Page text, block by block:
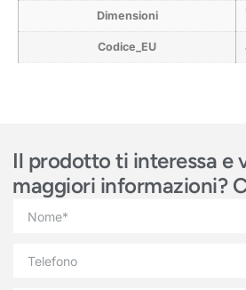
Dimensioni
Codice_EU
Il prodotto ti interessa e
maggiori informazioni?